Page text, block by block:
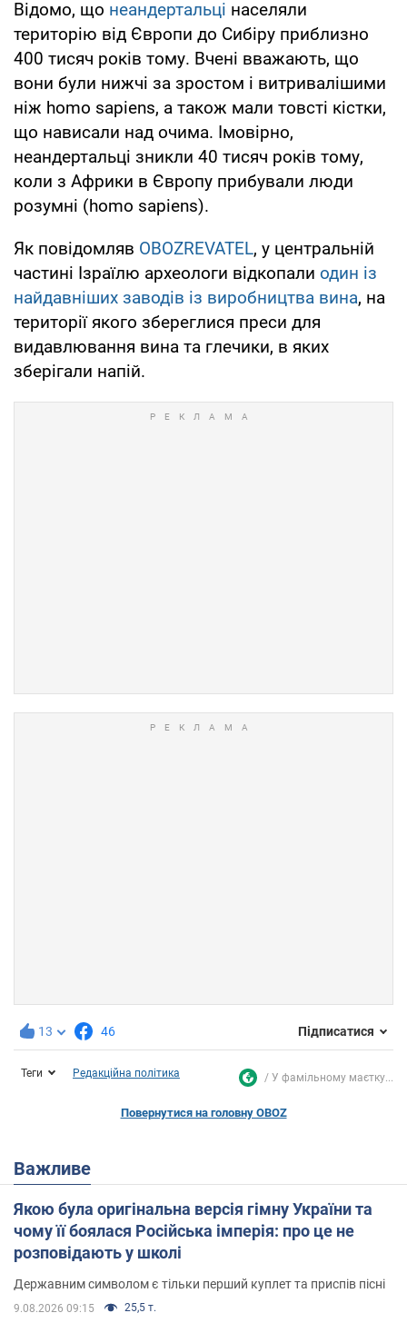
Відомо, що неандертальці населяли
територію від Європи до Сибіру приблизно
400 тисяч років тому. Вчені вважають, що
вони були нижчі за зростом і витривалішими
ніж homo sapiens, а також мали товсті кістки,
що нависали над очима. Імовірно,
неандертальці зникли 40 тисяч років тому,
коли з Африки в Європу прибували люди
розумні (homo sapiens).
Як повідомляв OBOZREVATEL, у центральній
частині Ізраїлю археологи відкопали один із
найдавніших заводів із виробництва вина, на
території якого збереглися преси для
видавлювання вина та глечики, в яких
зберігали напій.
13 46 Підписатися
Теги Редакційна політика У фамільному маєтку...
Повернутися на головну OBOZ
Важливе
Якою була оригінальна версія гімну України та
чому її боялася Російська імперія: про це не
розповідають у школі
Державним символом є тільки перший куплет та приспів пісні
9.08.2026 09:15 25,5 т.